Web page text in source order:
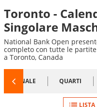
Toronto -
Singolare
National Bank Open
completo con tutte le
a Toronto, Canada
1/8 FINALE QUARTI
LISTA